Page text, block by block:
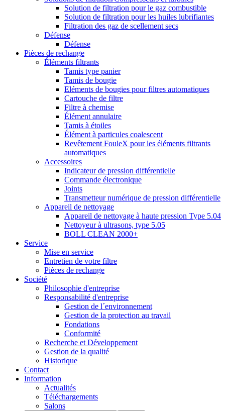
Solution de filtration pour le gaz combustible
Solution de filtration pour les huiles lubrifiantes
Filtration des gaz de scellement secs
Défense
Défense
Pièces de rechange
Éléments filtrants
Tamis type panier
Tamis de bougie
Eléments de bougies pour filtres automatiques
Cartouche de filtre
Filtre à chemise
Élément annulaire
Tamis à étoiles
Élément à particules coalescent
Revêtement FouleX pour les éléments filtrants
automatiques
Accessoires
Indicateur de pression différentielle
Commande électronique
Joints
Transmetteur numérique de pression différentielle
Appareil de nettoyage
Appareil de nettoyage à haute pression Type 5.04
Nettoyeur à ultrasons, type 5.05
BOLL CLEAN 2000+
Service
Mise en service
Entretien de votre filtre
Pièces de rechange
Société
Philosophie d'entreprise
Responsabilité d'entreprise
Gestion de l´environnement
Gestion de la protection au travail
Fondations
Conformité
Recherche et Développement
Gestion de la qualité
Historique
Contact
Information
Actualités
Téléchargements
Salons